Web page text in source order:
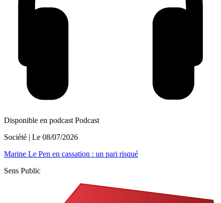
Disponible en podcast Podcast
Société | Le 08/07/2026
Marine Le Pen en cassation : un pari risqué
Sens Public